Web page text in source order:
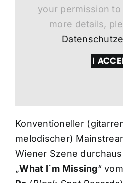
your permission to
more details,
I
Konventioneller
melodischer)
Wiener Szene
„What I´m Missing“